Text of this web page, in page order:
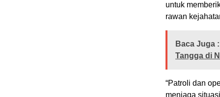
untuk
rawan
Baca Juga :
Tangga di
“Patroli dan
menjaga